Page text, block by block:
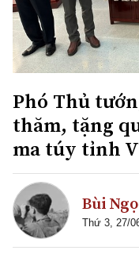
Phó Thủ
thăm, tặng
ma túy tỉnh
Bùi
Thứ 3, 27/